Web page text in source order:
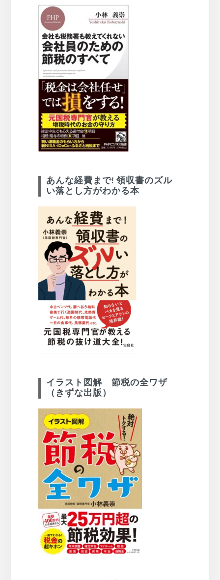
あんな経費まで! 領収書のズル
い落とし方がわかる本
イラスト図解 節税の全ワザ
（きずな出版）